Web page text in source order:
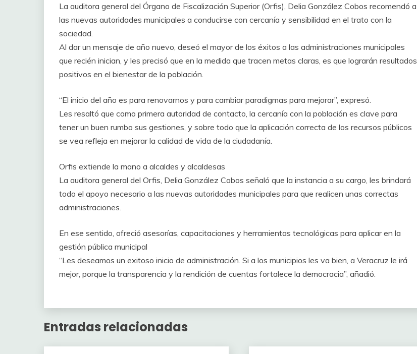
La auditora general del Órgano de Fiscalización Superior (Orfis), Delia González Cobos recomendó a
las nuevas autoridades municipales a conducirse con cercanía y sensibilidad en el trato con la
sociedad.
Al dar un mensaje de año nuevo, deseó el mayor de los éxitos a las administraciones municipales
que recién inician, y les precisó que en la medida que tracen metas claras, es que lograrán resultados
positivos en el bienestar de la población.
“El inicio del año es para renovarnos y para cambiar paradigmas para mejorar”, expresó.
Les resaltó que como primera autoridad de contacto, la cercanía con la población es clave para
tener un buen rumbo sus gestiones, y sobre todo que la aplicación correcta de los recursos públicos
se vea refleja en mejorar la calidad de vida de la ciudadanía.
Orfis extiende la mano a alcaldes y alcaldesas
La auditora general del Orfis, Delia González Cobos señaló que la instancia a su cargo, les brindará
todo el apoyo necesario a las nuevas autoridades municipales para que realicen unas correctas
administraciones.
En ese sentido, ofreció asesorías, capacitaciones y herramientas tecnológicas para aplicar en la
gestión pública municipal
“Les deseamos un exitoso inicio de administración. Si a los municipios les va bien, a Veracruz le irá
mejor, porque la transparencia y la rendición de cuentas fortalece la democracia”, añadió.
Entradas relacionadas